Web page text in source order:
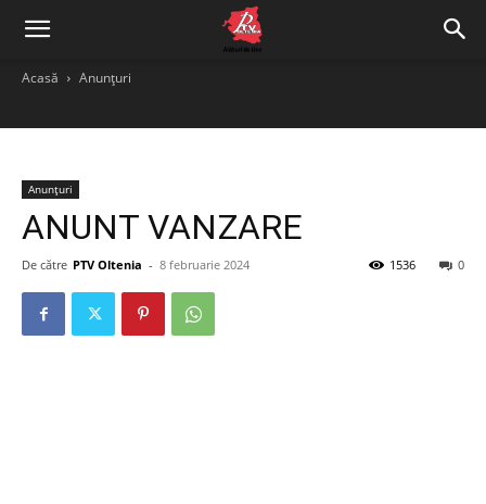
Acasă Anunțuri
Anunțuri
ANUNT VANZARE
De către PTV Oltenia - 8 februarie 2024 0
1536